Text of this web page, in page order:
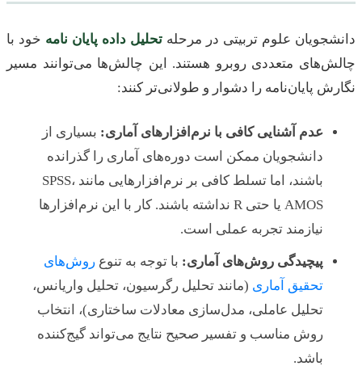
دانشجویان علوم تربیتی در مرحله تحلیل داده پایان نامه خود با
چالش‌های متعددی روبرو هستند. این چالش‌ها می‌توانند مسیر
نگارش پایان‌نامه را دشوار و طولانی‌تر کنند:
عدم آشنایی کافی با نرم‌افزارهای آماری: بسیاری از
دانشجویان ممکن است دوره‌های آماری را گذرانده
باشند، اما تسلط کافی بر نرم‌افزارهایی مانند SPSS،
AMOS یا حتی R نداشته باشند. کار با این نرم‌افزارها
نیازمند تجربه عملی است.
پیچیدگی روش‌های آماری: با توجه به تنوع روش‌های
تحقیق آماری (مانند تحلیل رگرسیون، تحلیل واریانس،
تحلیل عاملی، مدل‌سازی معادلات ساختاری)، انتخاب
روش مناسب و تفسیر صحیح نتایج می‌تواند گیج‌کننده
باشد.